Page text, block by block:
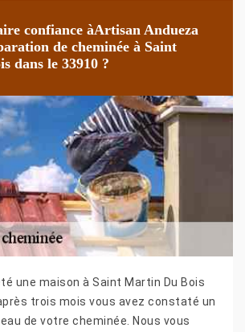
confiance àArtisan Andueza
de cheminée à Saint
dans le 33910 ?
une maison à Saint Martin Du Bois
trois mois vous avez constaté un
de votre cheminée. Nous vous